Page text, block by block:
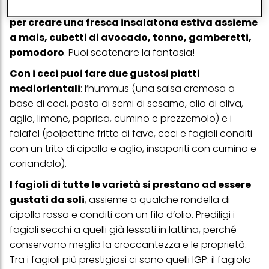
per creare una fresca insalatona estiva assieme
a mais, cubetti di avocado, tonno, gamberetti,
pomodoro. Puoi scatenare la fantasia!
Con i ceci puoi fare due gustosi piatti
mediorientali: l’hummus (una salsa cremosa a
base di ceci, pasta di semi di sesamo, olio di oliva,
aglio, limone, paprica, cumino e prezzemolo) e i
falafel (polpettine fritte di fave, ceci e fagioli conditi
con un trito di cipolla e aglio, insaporiti con cumino e
coriandolo).
I fagioli di tutte le varietà si prestano ad essere
gustati da soli, assieme a qualche rondella di
cipolla rossa e conditi con un filo d’olio. Prediligi i
fagioli secchi a quelli già lessati in lattina, perché
conservano meglio la croccantezza e le proprietà.
Tra i fagioli più prestigiosi ci sono quelli IGP: il fagiolo
conservare le nostre informazioni sulle entità commerciali e
creare profili individuali su di te che potrebbero essere arricchiti
con dati ottenuti da terze parti e altri siti Web. Utilizziamo questi
profili per scopi di marketing personalizzato, in particolare per
(basati, ad esempio, sui tuoi interessi identificati) su questo sito
web e altri media (di terzi) tramite i dispositivi assegnati a te o
alla tua famiglia, nonché per misurare e ottimizzare il successo
delle campagne pubblicitarie.
Puoi trovare maggiori informazioni sul trattamento dei tuoi dati
nella nostra Informativa sulla protezione dei dati collegata nel piè
di pagina (Sezione "Cookie, Pixel, Impronte digitali e tecnologie
simili"). Puoi revocare il tuo consenso in qualsiasi momento con
effetto per il futuro disabilitando i cookie sul nostro sito web nella
ulteriori informazioni sui cookie utilizzati su questo sito Web, in
particolare sul loro periodo di conservazione, consultare le
informazioni dettagliate su ciascun cookie disponibili facendo
clic su "modifica" di seguito".
Se fai clic su "Modifica" potrai trovare maggiori informazioni sul
trattamento dei tuoi dati / sull'uso dei cookie e consentirli per uno o
più degli scopi sopra menzionati. Cliccando su "Accetta tutto",
acconsenti all'uso dei cookie e al trattamento dei tuoi dati